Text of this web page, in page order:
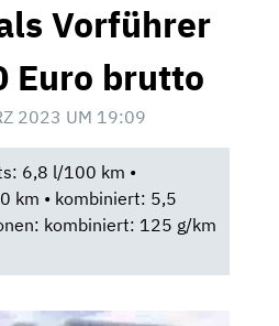
Vorführer
Euro brutto
2023 UM 19:09
6,8 l/100 km •
km • kombiniert: 5,5
kombiniert: 125 g/km